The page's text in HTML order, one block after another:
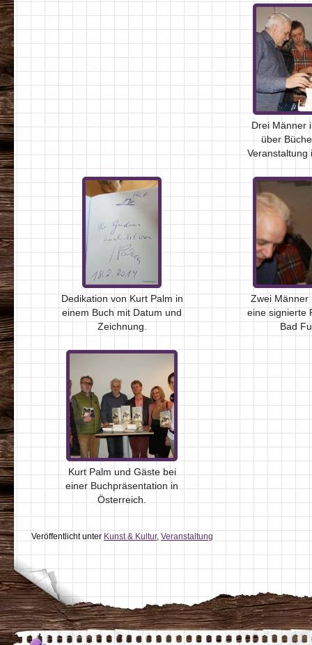
Drei Männer
über
Veranstaltung
Dedikation von Kurt Palm in
einem Buch mit Datum und
Zeichnung.
Zwei Männer
eine signierte
Bad
Kurt Palm und Gäste bei
einer Buchpräsentation in
Österreich.
Veröffentlicht unter Kunst & Kultur, Veranstaltung